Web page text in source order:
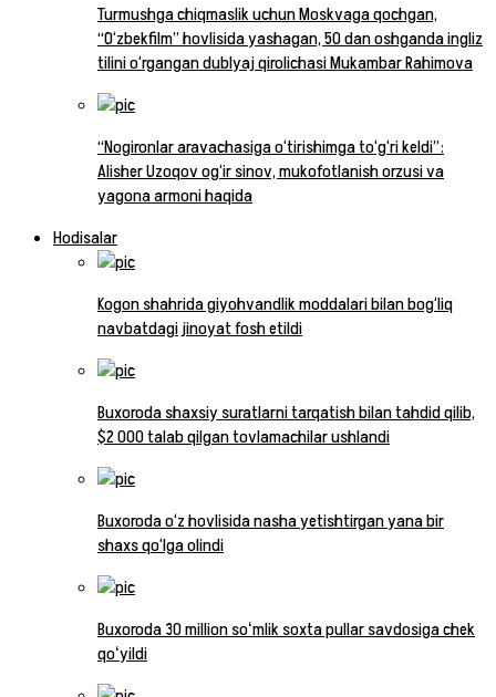
Turmushga chiqmaslik uchun Moskvaga qochgan,
“O‘zbekfilm” hovlisida yashagan, 50 dan oshganda ingliz
tilini o‘rgangan dublyaj qirolichasi Mukambar Rahimova
“Nogironlar aravachasiga o‘tirishimga to‘g‘ri keldi”:
Alisher Uzoqov og‘ir sinov, mukofotlanish orzusi va
yagona armoni haqida
Hodisalar
Kogon shahrida giyohvandlik moddalari bilan bog‘liq
navbatdagi jinoyat fosh etildi
Buxoroda shaxsiy suratlarni tarqatish bilan tahdid qilib,
$2 000 talab qilgan tovlamachilar ushlandi
Buxoroda o‘z hovlisida nasha yetishtirgan yana bir
shaxs qo‘lga olindi
Buxoroda 30 million soʻmlik soxta pullar savdosiga chek
qoʻyildi